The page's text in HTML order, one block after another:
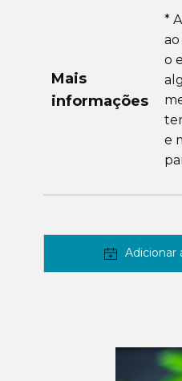
Mais
informações
*
o
e
Adicionar